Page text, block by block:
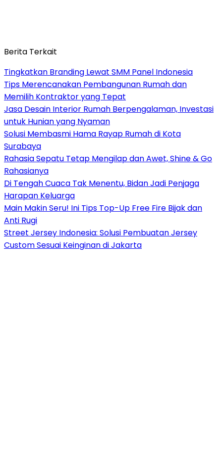
Berita Terkait
Tingkatkan Branding Lewat SMM Panel Indonesia
Tips Merencanakan Pembangunan Rumah dan
Memilih Kontraktor yang Tepat
Jasa Desain Interior Rumah Berpengalaman, Investasi
untuk Hunian yang Nyaman
Solusi Membasmi Hama Rayap Rumah di Kota
Surabaya
Rahasia Sepatu Tetap Mengilap dan Awet, Shine & Go
Rahasianya
Di Tengah Cuaca Tak Menentu, Bidan Jadi Penjaga
Harapan Keluarga
Main Makin Seru! Ini Tips Top-Up Free Fire Bijak dan
Anti Rugi
Street Jersey Indonesia: Solusi Pembuatan Jersey
Custom Sesuai Keinginan di Jakarta